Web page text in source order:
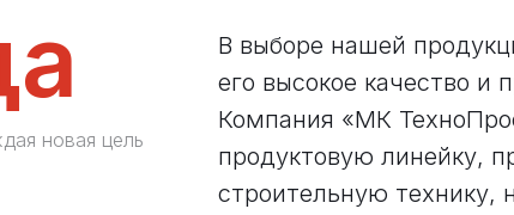
новая цель
В выборе нашей
его высокое качество и
Компания «МК
продуктовую линейку,
строительную технику,